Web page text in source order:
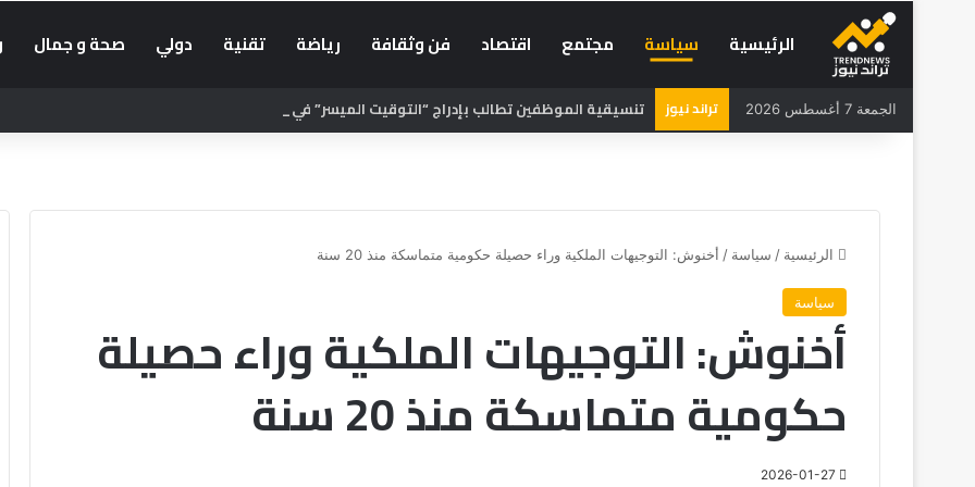
الرئيسية سياسة مجتمع اقتصاد فن وثقافة رياضة تقنية دولي صحة و جمال
الجمعة 7 أغسطس 2026 تراند نيوز تنسيقية الموظفين تطالب بإدراج “التوقيت الميسر” في الحوار الاجتماعي
الرئيسية / سياسة / أخنوش: التوجيهات الملكية وراء حصيلة حكومية متماسكة منذ 20 سنة
سياسة
أخنوش: التوجيهات الملكية وراء حصيلة
حكومية متماسكة منذ 20 سنة
2026-01-27